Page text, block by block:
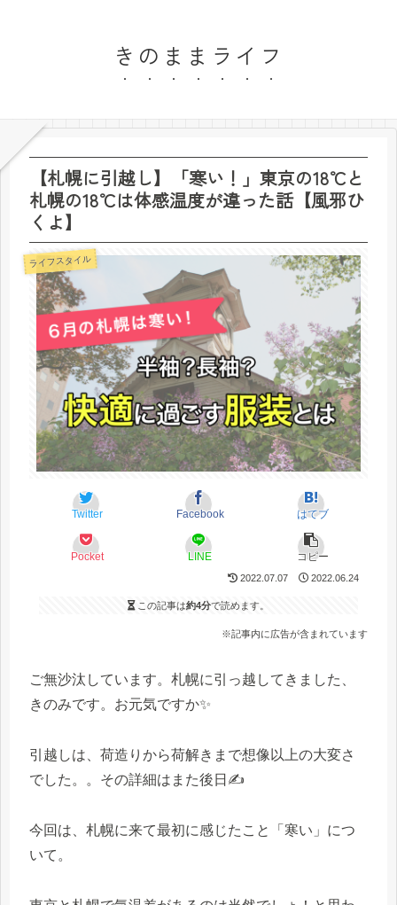
きのままライフ
【札幌に引越し】「寒い！」東京の18℃と
札幌の18℃は体感温度が違った話【風邪ひ
くよ】
ライフスタイル
Twitter Facebook はてブ
Pocket LINE コピー
2022.07.07 2022.06.24
この記事は約4分で読めます。
※記事内に広告が含まれています
ご無沙汰しています。札幌に引っ越してきました、
きのみです。お元気ですか✨
引越しは、荷造りから荷解きまで想像以上の大変さ
でした。。その詳細はまた後日✍️
今回は、札幌に来て最初に感じたこと「寒い」につ
いて。